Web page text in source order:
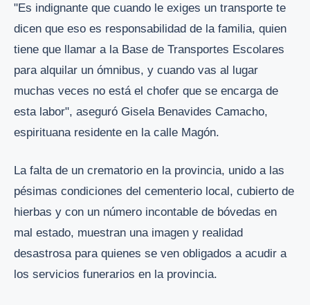
"Es indignante que cuando le exiges un transporte te
dicen que eso es responsabilidad de la familia, quien
tiene que llamar a la Base de Transportes Escolares
para alquilar un ómnibus, y cuando vas al lugar
muchas veces no está el chofer que se encarga de
esta labor", aseguró Gisela Benavides Camacho,
espirituana residente en la calle Magón.
La falta de un crematorio en la provincia, unido a las
pésimas condiciones del cementerio local, cubierto de
hierbas y con un número incontable de bóvedas en
mal estado, muestran una imagen y realidad
desastrosa para quienes se ven obligados a acudir a
los servicios funerarios en la provincia.